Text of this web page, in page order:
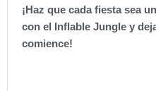
¡Haz que cada fiesta sea
con el Inflable Jungle y
comience!